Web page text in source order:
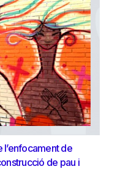
l’enfocament de
de pau i